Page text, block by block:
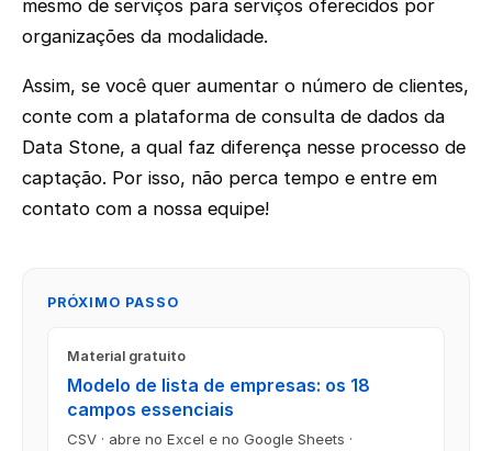
mesmo de serviços para serviços oferecidos por
organizações da modalidade.
Assim, se você quer aumentar o número de clientes,
conte com a plataforma de consulta de dados da
Data Stone, a qual faz diferença nesse processo de
captação. Por isso, não perca tempo e entre em
contato com a nossa equipe!
PRÓXIMO PASSO
Material gratuito
Modelo de lista de empresas: os 18
campos essenciais
CSV · abre no Excel e no Google Sheets ·